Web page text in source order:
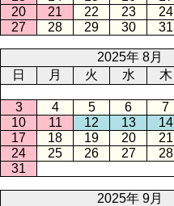
20
21 22 23 24
27
28 29 30 31
2025年 8月
日
月 火 水 木
3
4 5 6 7
10
11 12 13 14
17
18 19 20 21
24
25 26 27 28
31
2025年 9月